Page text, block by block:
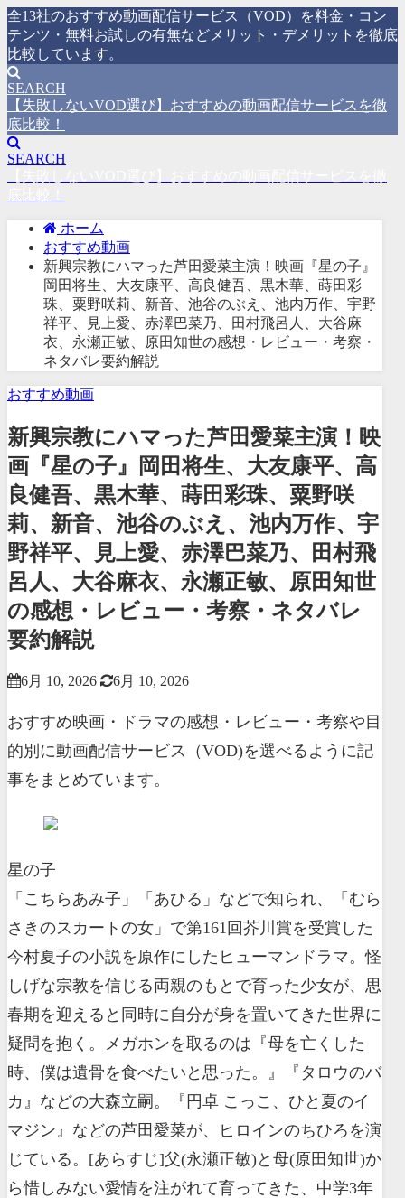
全13社のおすすめ動画配信サービス（VOD）を料金・コン
テンツ・無料お試しの有無などメリット・デメリットを徹底
比較しています。
SEARCH
【失敗しないVOD選び】おすすめの動画配信サービスを徹
底比較！
SEARCH
ホーム
おすすめ動画
新興宗教にハマった芦田愛菜主演！映画『星の子』
岡田将生、大友康平、高良健吾、黒木華、蒔田彩
珠、粟野咲莉、新音、池谷のぶえ、池内万作、宇野
祥平、見上愛、赤澤巴菜乃、田村飛呂人、大谷麻
衣、永瀬正敏、原田知世の感想・レビュー・考察・
ネタバレ要約解説
おすすめ動画
新興宗教にハマった芦田愛菜主演！映
画『星の子』岡田将生、大友康平、高
良健吾、黒木華、蒔田彩珠、粟野咲
莉、新音、池谷のぶえ、池内万作、宇
野祥平、見上愛、赤澤巴菜乃、田村飛
呂人、大谷麻衣、永瀬正敏、原田知世
の感想・レビュー・考察・ネタバレ
要約解説
6月 10, 2026 6月 10, 2026
おすすめ映画・ドラマの感想・レビュー・考察や目
的別に動画配信サービス（VOD)を選べるように記
事をまとめています。
星の子
「こちらあみ子」「あひる」などで知られ、「むら
さきのスカートの女」で第161回芥川賞を受賞した
今村夏子の小説を原作にしたヒューマンドラマ。怪
しげな宗教を信じる両親のもとで育った少女が、思
春期を迎えると同時に自分が身を置いてきた世界に
疑問を抱く。メガホンを取るのは『母を亡くした
時、僕は遺骨を食べたいと思った。』『タロウのバ
カ』などの大森立嗣。『円卓 こっこ、ひと夏のイ
マジン』などの芦田愛菜が、ヒロインのちひろを演
じている。[あらすじ]父(永瀬正敏)と母(原田知世)か
ら惜しみない愛情を注がれて育ってきた、中学3年